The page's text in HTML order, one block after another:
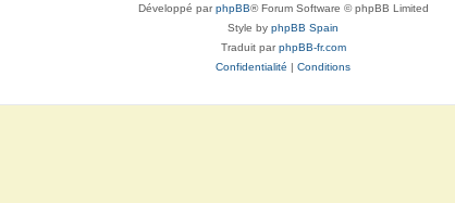
Développé parphpBB® Forum Software © phpBB Limited
Style by phpBB Spain
Traduit parphpBB-fr.com
Confidentialité | Conditions